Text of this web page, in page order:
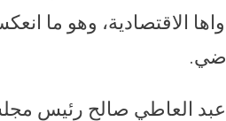
الاقتصادية، وهو ما
عبد العاطي صالح رئيس